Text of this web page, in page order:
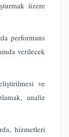
üzere
performans
verilecek
ve
analiz
hizmetleri